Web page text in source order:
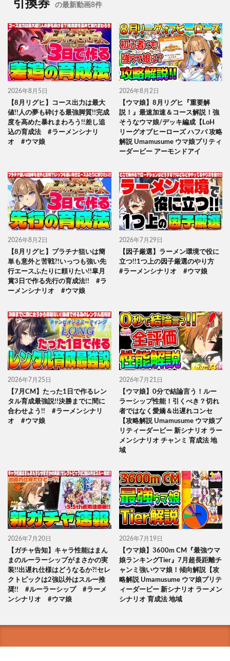
引換券 の最新動画8件
2026年8月5日
【8月リグヒ】コース出力は最大
値!!人の夢も砕ける最強脚質!!完成
度を高めた暴れまわろう!!差し追
込の育成法 #ラーメンシナリ
オ #ウマ娘
2026年8月2日
【ウマ娘】8月リグヒ『重要解
説！』最速加速＆コース解説！強
そうなウマ娘/デッキ編成【LoH
リーグオブヒーローズ ハフバ 攻略
解説 Umamusume ウマ娘プリティ
ーダービー アーモンドアイ
2026年8月2日
【8月リグヒ】プラチナ狙いは簡
単も意外と苦戦?!いっつも強い先
行エースふたりに頼りたい!!皐月
賞3日で作る先行の育成法!! #ラ
ーメンシナリオ #ウマ娘
2026年7月29日
【因子厳選】ラーメン環境で役に
立つ!!1つ上の因子厳選のやり方
#ラーメンシナリオ #ウマ娘
2026年7月25日
【7月CM】たった1日で作るレン
タル育成最強説!!決勝までに間に
合わせよう!! #ラーメンシナリ
オ #ウマ娘
2026年7月21日
【ウマ娘】0分で結論言う！ルー
ラーシップ性能！引くべき？切れ
者ではなく愛嬌＆出遅れコンセ
【攻略解説 Umamusume ウマ娘プ
リティーダービー 新シナリオ ラー
メンシナリオ チャンミ 育成法 地
域
2026年7月20日
【ガチャ告知】キャラ性能はまん
まのルーラーシップがまさかの実
装!!出遅れ仕様はどうなるか?!セレ
クトピックは2強以外はスルー推
奨!! #ルーラーシップ #ラーメ
ンシナリオ #ウマ娘
2026年7月19日
【ウマ娘】3600m CM『最強ウマ
娘ランキングTier』7月超長距離チ
ャンミ強いウマ娘！傾向解説【攻
略解説 Umamusume ウマ娘プリテ
ィーダービー 新シナリオ ラーメン
シナリオ 育成法 地域